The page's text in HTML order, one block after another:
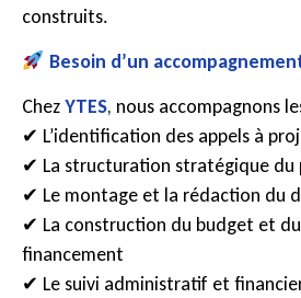
construits.
Besoin d’un
ChezYTES, nous accompagnons
✔ L’identification des appels à
✔ La structuration stratégique du
✔ Le montage et la rédaction du
✔ La construction du budget et
financement
✔ Le suivi administratif et